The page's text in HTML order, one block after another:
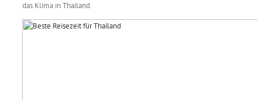
das Klima in Thailand.